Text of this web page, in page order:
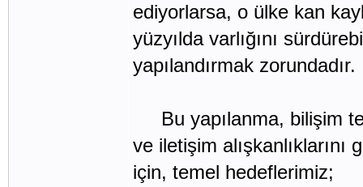
ediyorlarsa, o ülke kan
yüzyılda varlığını
yapılandırmak zorundadır.
Bu yapılanma, bilişim
ve iletişim
için, temel hedeflerimiz;